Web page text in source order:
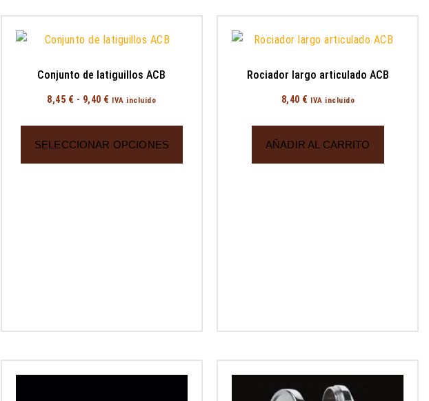
Conjunto de latiguillos ACB
8,45 € - 9,40 € IVA incluido
SELECCIONAR OPCIONES
Rociador largo articulado ACB
8,40 € IVA incluido
AÑADIR AL CARRITO